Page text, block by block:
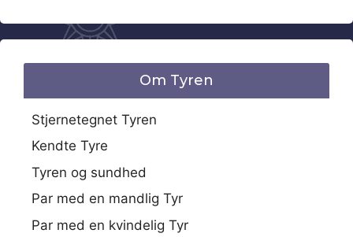
Om Tyren
Stjernetegnet Tyren
Kendte Tyre
Tyren og sundhed
Par med en mandlig Tyr
Par med en kvindelig Tyr